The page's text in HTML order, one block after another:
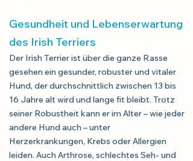
Gesundheit und Lebenserwartung
des Irish Terriers
Der Irish Terrier ist über die ganze Rasse
gesehen ein gesunder, robuster und vitaler
Hund, der durchschnittlich zwischen 13 bis
16 Jahre alt wird und lange fit bleibt. Trotz
seiner Robustheit kann er im Alter – wie jeder
andere Hund auch – unter
Herzerkrankungen, Krebs oder Allergien
leiden. Auch Arthrose, schlechtes Seh- und